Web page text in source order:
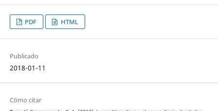
PDF HTML
Publicado
2018-01-11
Cómo citar